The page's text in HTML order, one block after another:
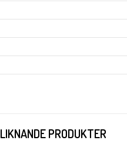
LIKNANDE PRODUKTER